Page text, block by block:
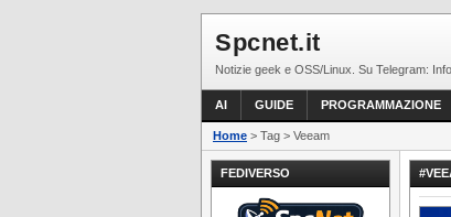
Spcnet.it
Notizie geek e OSS/Linux. Su Telegram:
AI GUIDE PROGRAMMAZIONE
Home > Tag > Veeam
FEDIVERSO